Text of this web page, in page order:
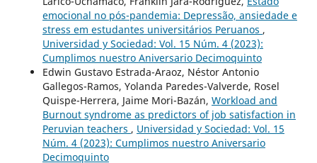
emocional no pós-pandemia: Depressão, ansiedade e
stress em estudantes universitários Peruanos ,
Universidad y Sociedad: Vol. 15 Núm. 4 (2023):
Cumplimos nuestro Aniversario Decimoquinto
Edwin Gustavo Estrada-Araoz, Néstor Antonio
Gallegos-Ramos, Yolanda Paredes-Valverde, Rosel
Quispe-Herrera, Jaime Mori-Bazán, Workload and
Burnout syndrome as predictors of job satisfaction in
Peruvian teachers , Universidad y Sociedad: Vol. 15
Núm. 4 (2023): Cumplimos nuestro Aniversario
Decimoquinto